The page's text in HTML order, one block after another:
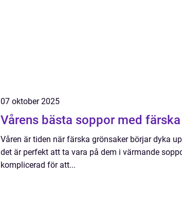
07 oktober 2025
Vårens bästa soppor med
Våren är tiden när färska grönsaker börjar dyka
det är perfekt att ta vara på dem i värmande
komplicerad för att...